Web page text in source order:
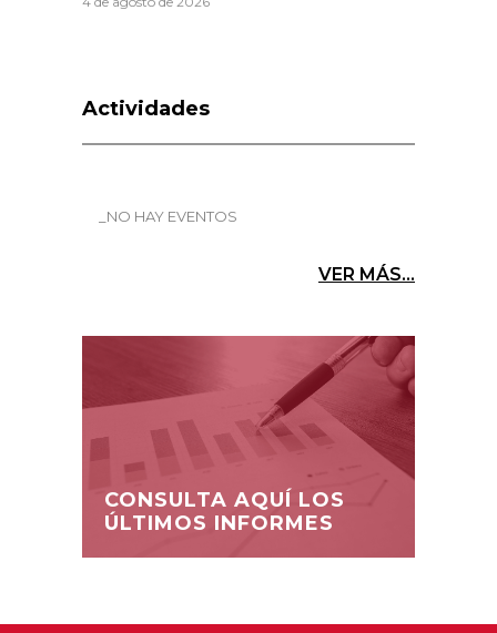
Actividades
_NO HAY EVENTOS
VER MÁS...
CONSULTA AQUÍ LOS
ÚLTIMOS INFORMES